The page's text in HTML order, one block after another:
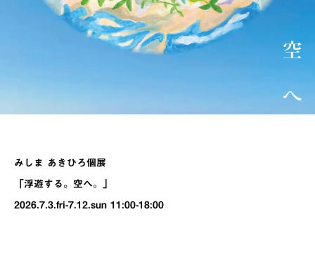
みしま あきひろ個展
「浮遊する。空へ。」
2026.7.3.fri-7.12.sun 11:00-18:00